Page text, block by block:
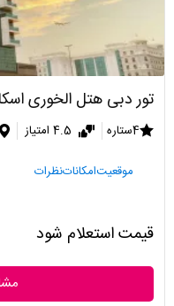
تور دبی هتل الخوری
4ستاره 4.5 امتیاز
موقعیتامکاناتنظرات
قیمت استعلام شود